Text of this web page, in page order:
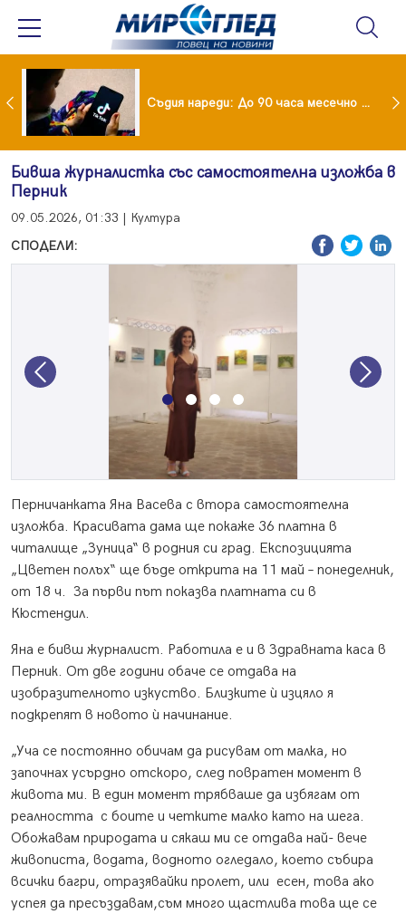
Майка уби четирите си деца с помощта на баба им, след което се самоуби Съдия нареди: До 90 часа месечно във фейсбук и инстаграм за непълнолетни
Бивша журналистка със самостоятелна изложба в
Перник
09.05.2026, 01:33 | Култура
СПОДЕЛИ:
Previous Next
Перничанката Яна Васева с втора самостоятелна
изложба. Красивата дама ще покаже 36 платна в
читалище „Зуница“ в родния си град. Експозицията
„Цветен полъх“ ще бъде открита на 11 май – понеделник,
от 18 ч. За първи път показва платната си в
Кюстендил.
Яна е бивш журналист. Работила е и в Здравната каса в
Перник. От две години обаче се отдава на
изобразителното изкуство. Близките ѝ изцяло я
подкрепят в новото ѝ начинание.
„Уча се постоянно обичам да рисувам от малка, но
започнах усърдно отскоро, след повратен момент в
живота ми. В един момент трябваше да избягам от
реалността с боите и четките малко като на шега.
Обожавам природата и сякаш ми се отдава най- вече
живописта, водата, водното огледало, което събира
всички багри, отразявайки пролет, или есен, това ако
успея да пресъздавам,съм много щастлива това ще се